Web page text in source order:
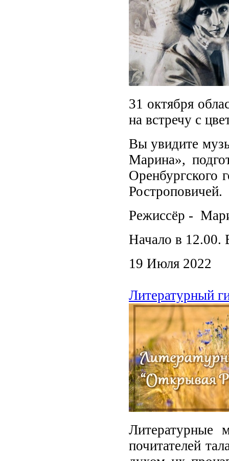
31 октября
на встречу с
Вы увидите
Марина»,
Оренбургского
Ростроповичей.
Режиссёр -
Начало в 12.00.
19 Июля 2022
Литературный
Литературные
почитателей